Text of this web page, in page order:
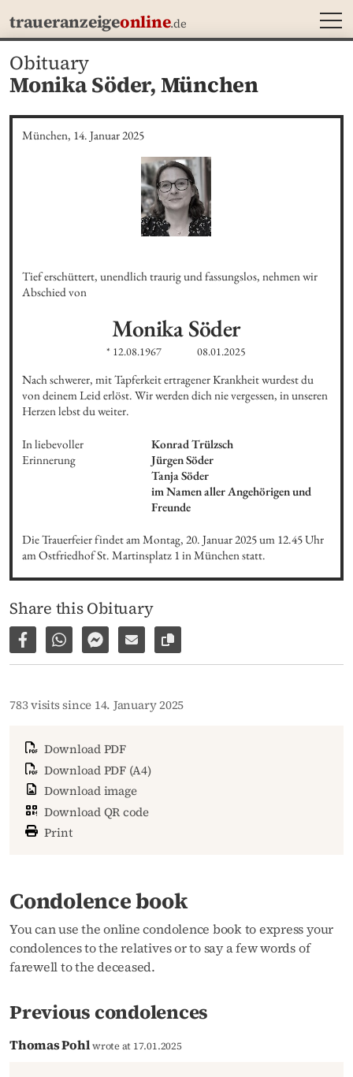
traueranzeigeonline.de
Obituary
Monika Söder,München
München, 14. Januar 2025
Tief erschüttert, unendlich traurig und fassungslos, nehmen wir
Abschied von
MonikaSöder
* 12.08.1967 08.01.2025
Nach schwerer, mit Tapferkeit ertragener Krankheit wurdest du
von deinem Leid erlöst. Wir werden dich nie vergessen, in unseren
Herzen lebst du weiter.
In liebevoller
Erinnerung
Konrad Trülzsch
Jürgen Söder
Tanja Söder
im Namen aller Angehörigen und
Freunde
Die Trauerfeier findet am Montag, 20. Januar 2025 um 12.45 Uhr
am Ostfriedhof St. Martinsplatz 1 in München statt.
Share this Obituary
Share on Facebook
Share via WhatsApp
Share via Facebook Messenger
Share via E-Mail
Copy link to page
783 visits since 14. January 2025
Download PDF
Download PDF (A4)
Download image
Download QR code
Print
Condolence book
You can use the online condolence book to express your
condolences to the relatives or to say a few words of
farewell to the deceased.
Previous condolences
Thomas Pohlwrote at 17.01.2025